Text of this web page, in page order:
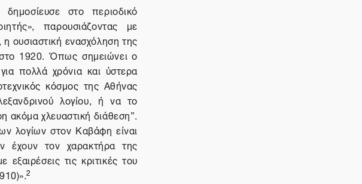
στο περιοδικό
παρουσιάζοντας με
ουσιαστική ενασχόληση της
1920. Όπως σημειώνει ο
πολλά χρόνια και ύστερα
κόσμος της Αθήνας
λογίου, ή να το
ακόμα χλευαστική διάθεση”.
λογίων στον Καβάφη είναι
έχουν τον χαρακτήρα της
τις κριτικές του
2